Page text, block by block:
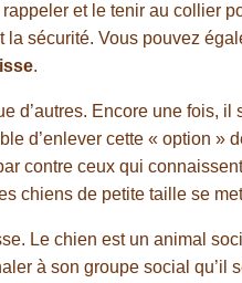
et le tenir au collier
sécurité. Vous pouvez
.
d’autres. Encore une fois, il
d’enlever cette « option »
contre ceux qui
chiens de petite taille se
Le chien est un animal
à son groupe social qu’il